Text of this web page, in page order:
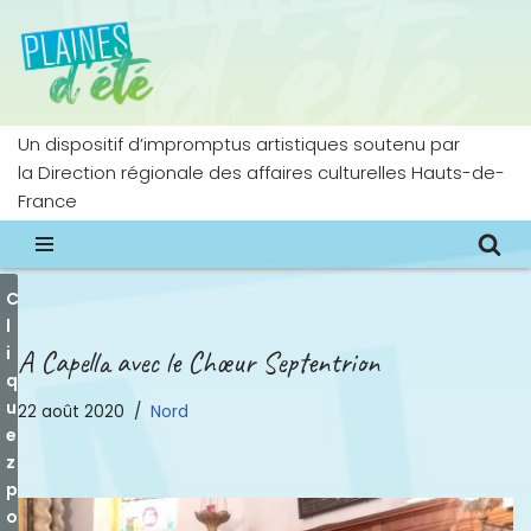
Aller
contenu
Un dispositif d’impromptus artistiques soutenu par
la Direction régionale des affaires culturelles Hauts-de-
France
A Capella avec le Chœur Septentrion
22 août 2020 Nord
C
l
i
q
u
e
z
p
o